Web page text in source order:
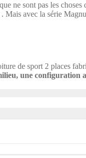
ne sont pas les
. Mais avec la série
de sport 2 places
une configuration